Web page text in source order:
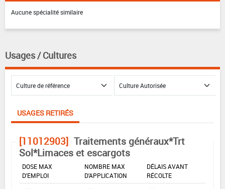
Aucune spécialité similaire
Usages / Cultures
USAGES RETIRÉS
[11012903] Traitements généraux*Trt
Sol*Limaces et escargots
DOSE MAX
D'EMPLOI
NOMBRE MAX
D'APPLICATION
DÉLAIS AVANT
RÉCOLTE